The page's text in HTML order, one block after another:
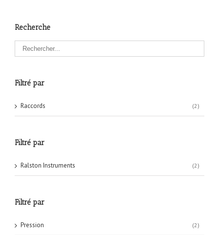
Recherche
Filtré par
Raccords (2)
Filtré par
Ralston Instruments (2)
Filtré par
Pression (2)